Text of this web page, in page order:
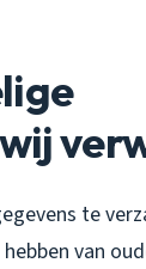
te
van